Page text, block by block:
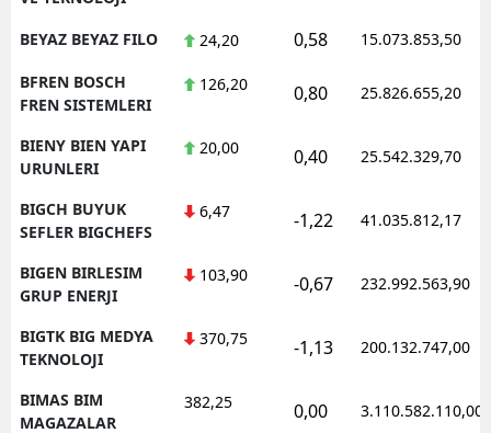
BEYAZ BEYAZ FILO 24,20 0,58 15.073.853,50
BFREN BOSCH
FREN SISTEMLERI
126,20 0,80 25.826.655,20
BIENY BIEN YAPI
URUNLERI
20,00 0,40 25.542.329,70
BIGCH BUYUK
SEFLER BIGCHEFS
6,47 -1,22 41.035.812,17
BIGEN BIRLESIM
GRUP ENERJI
103,90 -0,67 232.992.563,90
BIGTK BIG MEDYA
TEKNOLOJI
370,75 -1,13 200.132.747,00
BIMAS BIM
MAGAZALAR
382,25 0,00 3.110.582.110,00